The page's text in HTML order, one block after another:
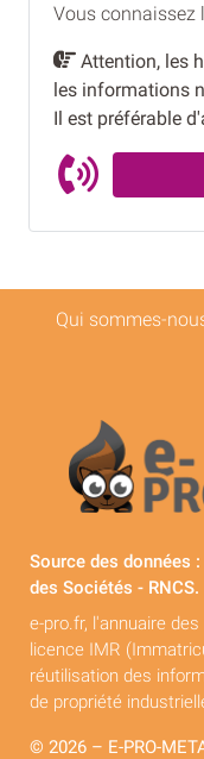
Vous connaissez
Attention, les
les informations
Il est préférable
Qui sommes-
Source des données
des Sociétés - RNCS.
e-pro.fr, l'annuaire
licence IMR
réutilisation des
de propriété
© 2026 – E-PRO-